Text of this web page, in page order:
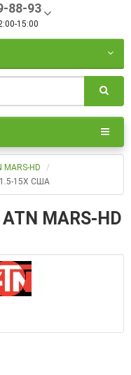
88-93
15:00
MARS-HD
1.5-15X США
ATN MARS-HD